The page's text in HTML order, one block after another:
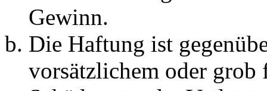
Gewinn.
Die Haftung ist
vorsätzlichem oder grob